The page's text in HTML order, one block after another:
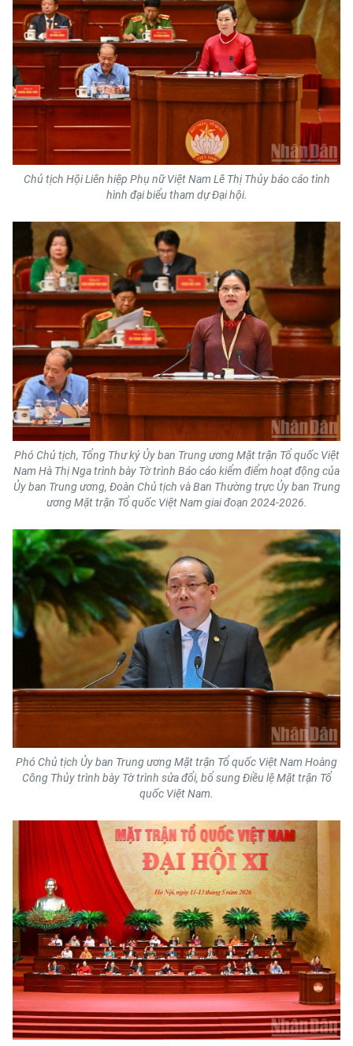
Chủ tịch Hội Liên hiệp Phụ nữ Việt Nam Lê Thị Thủy báo cáo tình
hình đại biểu tham dự Đại hội.
Phó Chủ tịch, Tổng Thư ký Ủy ban Trung ương Mặt trận Tổ quốc Việt
Nam Hà Thị Nga trình bày Tờ trình Báo cáo kiểm điểm hoạt động của
Ủy ban Trung ương, Đoàn Chủ tịch và Ban Thường trực Ủy ban Trung
ương Mặt trận Tổ quốc Việt Nam giai đoạn 2024-2026.
Phó Chủ tịch Ủy ban Trung ương Mặt trận Tổ quốc Việt Nam Hoàng
Công Thủy trình bày Tờ trình sửa đổi, bổ sung Điều lệ Mặt trận Tổ
quốc Việt Nam.